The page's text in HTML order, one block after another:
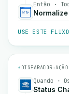
Então ·
USE ESTE
⚡ DISPARADOR→AÇÃO
Quando ·
Status